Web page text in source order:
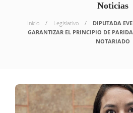
Noticias
Inicio Legislativo
DIPUTADA
GARANTIZAR EL PRINCIPIO DE
NOTARIADO